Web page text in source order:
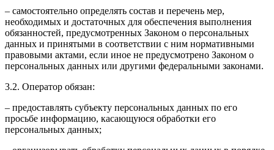
– самостоятельно определять состав и перечень мер,
необходимых и достаточных для обеспечения выполнения
обязанностей, предусмотренных Законом о персональных
данных и принятыми в соответствии с ним нормативными
правовыми актами, если иное не предусмотрено Законом о
персональных данных или другими федеральными законами.
3.2. Оператор обязан:
– предоставлять субъекту персональных данных по его
просьбе информацию, касающуюся обработки его
персональных данных;